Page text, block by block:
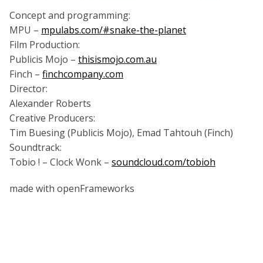
Concept and programming:
MPU – mpulabs.com/#snake-the-planet
Film Production:
Publicis Mojo – thisismojo.com.au
Finch – finchcompany.com
Director:
Alexander Roberts
Creative Producers:
Tim Buesing (Publicis Mojo), Emad Tahtouh (Finch)
Soundtrack:
Tobio ! – Clock Wonk – soundcloud.com/tobioh
made with openFrameworks